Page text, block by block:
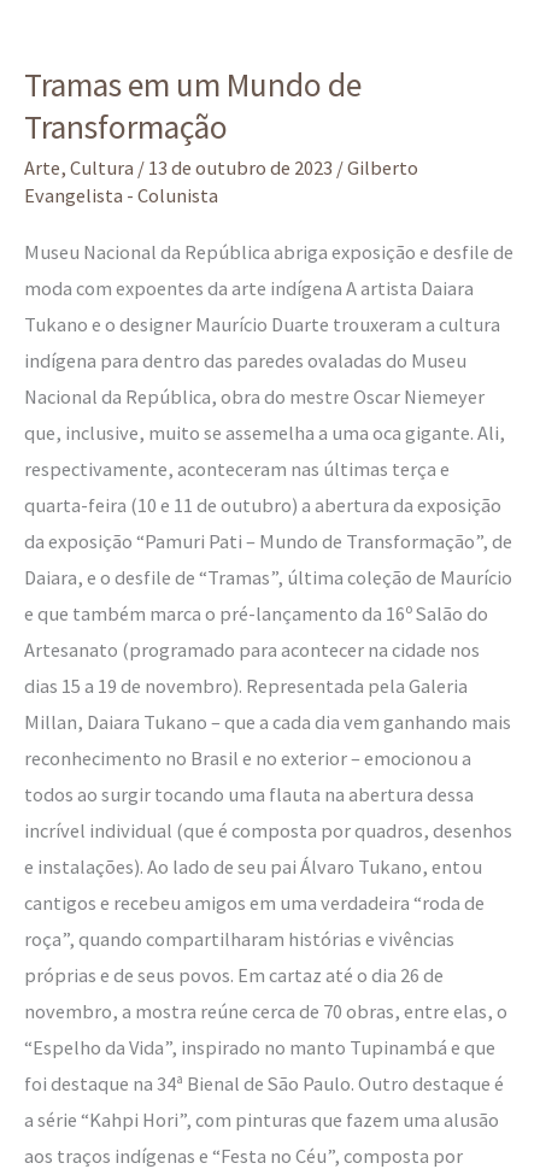
Tramas em um Mundo de
Transformação
Arte, Cultura / 13 de outubro de 2023 /Gilberto
Evangelista - Colunista
Museu Nacional da República abriga exposição e desfile de
moda com expoentes da arte indígena A artista Daiara
Tukano e o designer Maurício Duarte trouxeram a cultura
indígena para dentro das paredes ovaladas do Museu
Nacional da República, obra do mestre Oscar Niemeyer
que, inclusive, muito se assemelha a uma oca gigante. Ali,
respectivamente, aconteceram nas últimas terça e
quarta-feira (10 e 11 de outubro) a abertura da exposição
da exposição “Pamuri Pati – Mundo de Transformação”, de
Daiara, e o desfile de “Tramas”, última coleção de Maurício
e que também marca o pré-lançamento da 16º Salão do
Artesanato (programado para acontecer na cidade nos
dias 15 a 19 de novembro). Representada pela Galeria
Millan, Daiara Tukano – que a cada dia vem ganhando mais
reconhecimento no Brasil e no exterior – emocionou a
todos ao surgir tocando uma flauta na abertura dessa
incrível individual (que é composta por quadros, desenhos
e instalações). Ao lado de seu pai Álvaro Tukano, entou
cantigos e recebeu amigos em uma verdadeira “roda de
roça”, quando compartilharam histórias e vivências
próprias e de seus povos. Em cartaz até o dia 26 de
novembro, a mostra reúne cerca de 70 obras, entre elas, o
“Espelho da Vida”, inspirado no manto Tupinambá e que
foi destaque na 34ª Bienal de São Paulo. Outro destaque é
a série “Kahpi Hori”, com pinturas que fazem uma alusão
aos traços indígenas e “Festa no Céu”, composta por
em
um
Mundo
de